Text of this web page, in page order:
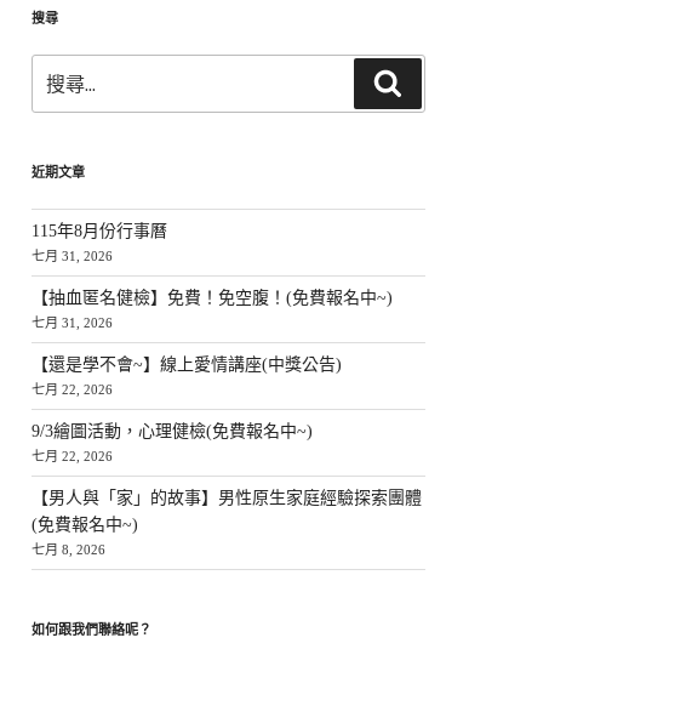
搜尋
尋:
尋
近期文章
115年8月份行事曆
七月 31, 2026
【抽血匿名健檢】免費！免空腹！(免費報名中~)
七月 31, 2026
【還是學不會~】線上愛情講座(中獎公告)
七月 22, 2026
9/3繪圖活動，心理健檢(免費報名中~)
七月 22, 2026
【男人與「家」的故事】男性原生家庭經驗探索團體
(免費報名中~)
七月 8, 2026
如何跟我們聯絡呢？